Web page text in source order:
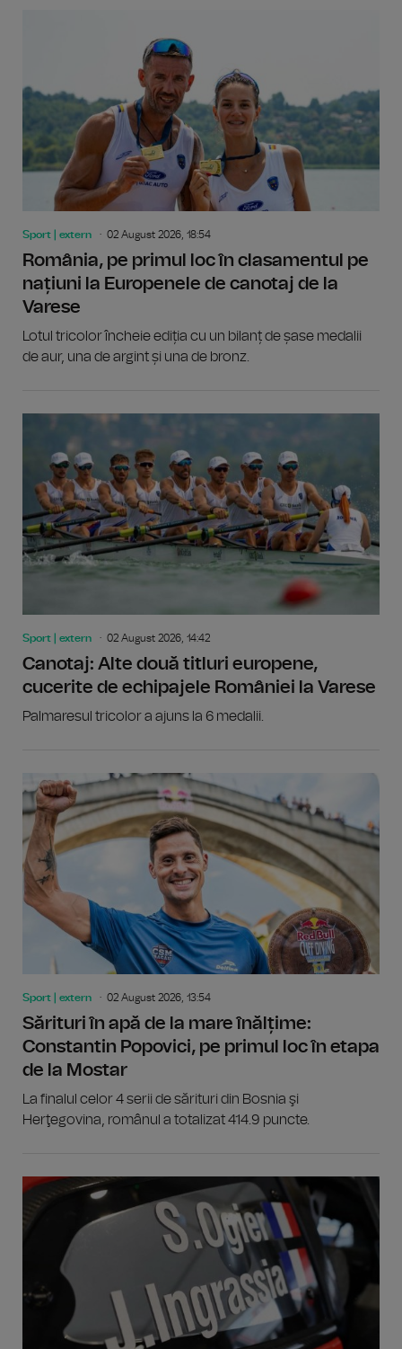
Sport | extern 02 August 2026, 18:54
România, pe primul loc în clasamentul pe
națiuni la Europenele de canotaj de la
Varese
Lotul tricolor încheie ediția cu un bilanț de șase medalii
de aur, una de argint și una de bronz.
Sport | extern 02 August 2026, 14:42
Canotaj: Alte două titluri europene,
cucerite de echipajele României la Varese
Palmaresul tricolor a ajuns la 6 medalii.
Sport | extern 02 August 2026, 13:54
Sărituri în apă de la mare înălțime:
Constantin Popovici, pe primul loc în etapa
de la Mostar
La finalul celor 4 serii de sărituri din Bosnia şi
Herţegovina, românul a totalizat 414.9 puncte.